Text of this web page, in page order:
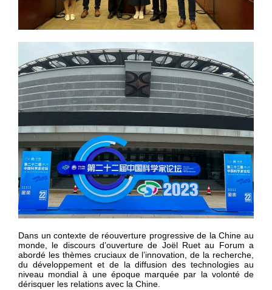
Dans un contexte de réouverture progressive de la Chine au
monde, le discours d’ouverture de Joël Ruet au Forum a
abordé les thèmes cruciaux de l’innovation, de la recherche,
du développement et de la diffusion des technologies au
niveau mondial à une époque marquée par la volonté de
dérisquer les relations avec la Chine.